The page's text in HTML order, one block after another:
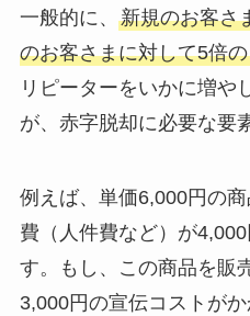
一般的に、 新規のお客さ
のお客さまに対して5倍
リピーターをいかに増や
が、赤字脱却に必要な要
例えば、単価6,000円の
費（人件費など）が
す。もし、この商品を販
3,000円の宣伝コストが